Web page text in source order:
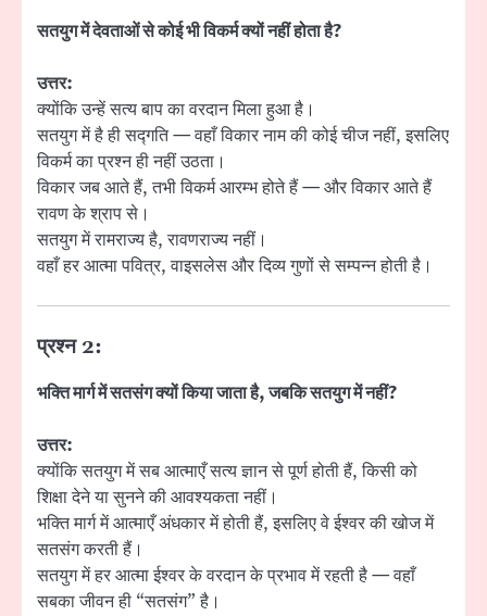
सतयुग में देवताओं से कोई भी विकर्म क्यों नहीं होता है?
उत्तर:
क्योंकि उन्हें सत्य बाप का वरदान मिला हुआ है।
सतयुग में है ही सद्गति — वहाँ विकार नाम की कोई चीज नहीं, इसलिए
विकर्म का प्रश्न ही नहीं उठता।
विकार जब आते हैं, तभी विकर्म आरम्भ होते हैं — और विकार आते हैं
रावण के श्राप से।
सतयुग में रामराज्य है, रावणराज्य नहीं।
वहाँ हर आत्मा पवित्र, वाइसलेस और दिव्य गुणों से सम्पन्न होती है।
प्रश्न 2:
भक्ति मार्ग में सतसंग क्यों किया जाता है, जबकि सतयुग में नहीं?
उत्तर:
क्योंकि सतयुग में सब आत्माएँ सत्य ज्ञान से पूर्ण होती हैं, किसी को
शिक्षा देने या सुनने की आवश्यकता नहीं।
भक्ति मार्ग में आत्माएँ अंधकार में होती हैं, इसलिए वे ईश्वर की खोज में
सतसंग करती हैं।
सतयुग में हर आत्मा ईश्वर के वरदान के प्रभाव में रहती है — वहाँ
सबका जीवन ही “सतसंग” है।